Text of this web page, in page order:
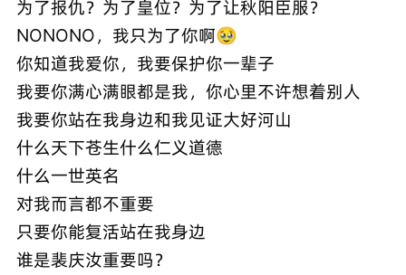
为了报仇？为了皇位？为了让秋阳臣服？
NONONO，我只为了你啊🥹
你知道我爱你，我要保护你一辈子
我要你满心满眼都是我，你心里不许想着别人
我要你站在我身边和我见证大好河山
什么天下苍生什么仁义道德
什么一世英名
对我而言都不重要
只要你能复活站在我身边
谁是裴庆汝重要吗？